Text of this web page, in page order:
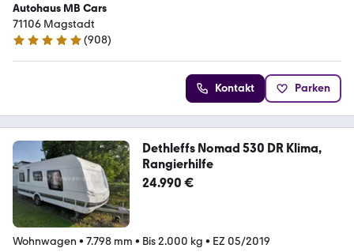
Autohaus MB Cars
71106 Magstadt
4.9 Sterne
(908)
Kontakt Parken
Dethleffs Nomad 530 DR Klima,
Rangierhilfe
24.990 €
Wohnwagen • 7.798 mm • Bis 2.000 kg • EZ 05/2019